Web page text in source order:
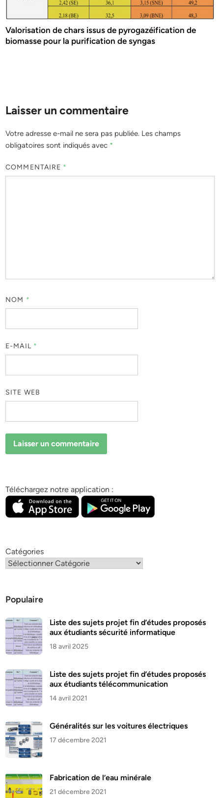
Valorisation de chars issus de pyrogazéification de
biomasse pour la purification de syngas
Laisser un commentaire
Votre adresse e-mail ne sera pas publiée. Les champs
obligatoires sont indiqués avec *
COMMENTAIRE *
NOM *
E-MAIL *
SITE WEB
Téléchargez notre application :
Catégories
Populaire
Liste des sujets projet fin d’études proposés
aux étudiants sécurité informatique
18 avril 2025
Liste des sujets projet fin d’études proposés
aux étudiants télécommunication
14 avril 2021
Généralités sur les voitures électriques
17 décembre 2021
Fabrication de l’eau minérale
21 décembre 2021